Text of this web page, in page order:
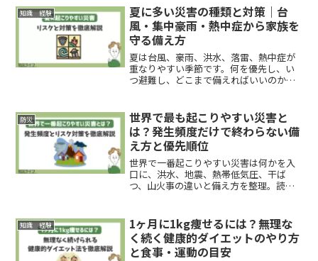
すい形で整理します。
知識 経験
夏に多い災害の種類と対策｜台
風・集中豪雨・熱中症から家族を
守る備え方
夏は台風、豪雨、洪水、落雷、熱中症が
重なりやすい季節です。何を優先し、い
つ避難し、どこまで備えればいいのか
防災
世界で最も起こりやすい災害と
は？発生頻度だけで終わらない備
え方と優先順位
世界で一番起こりやすい災害は何かを入
口に、洪水、地震、熱帯低気圧、干ば
つ、山火事の違いと備え方を整理。読者
知識 経験
1ヶ月に1kg痩せるには？無理な
く続く健康的ダイエットのやり方
と食事・運動の目安